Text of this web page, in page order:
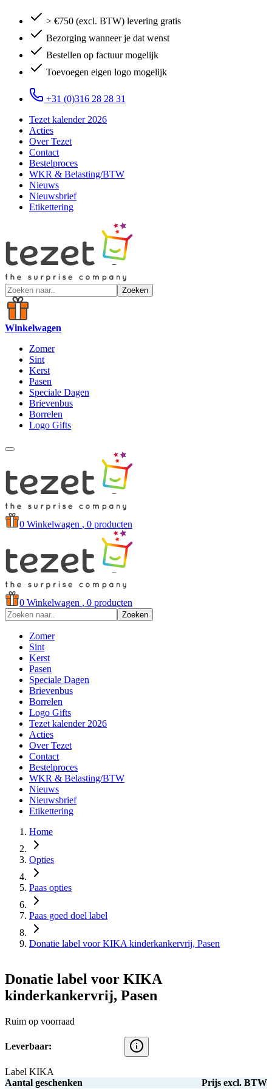
> €750 (excl. BTW) levering gratis
Bezorging wanneer je dat wenst
Bestellen op factuur mogelijk
Toevoegen eigen logo mogelijk
+31 (0)316 28 28 31
Tezet kalender 2026
Acties
Over Tezet
Contact
Bestelproces
WKR & Belasting/BTW
Nieuws
Nieuwsbrief
Etikettering
Zoeken
Winkelwagen
Zomer
Sint
Kerst
Pasen
Speciale Dagen
Brievenbus
Borrelen
Logo Gifts
0 Winkelwagen , 0 producten
0 Winkelwagen , 0 producten
Zoeken
Zomer
Sint
Kerst
Pasen
Speciale Dagen
Brievenbus
Borrelen
Logo Gifts
Tezet kalender 2026
Acties
Over Tezet
Contact
Bestelproces
WKR & Belasting/BTW
Nieuws
Nieuwsbrief
Etikettering
Home
Opties
Paas opties
Paas goed doel label
Donatie label voor KIKA kinderkankervrij, Pasen
Donatie label voor KIKA
kinderkankervrij, Pasen
Ruim op voorraad
Leverbaar:
Label KIKA
Aantal geschenken
Prijs excl. BTW